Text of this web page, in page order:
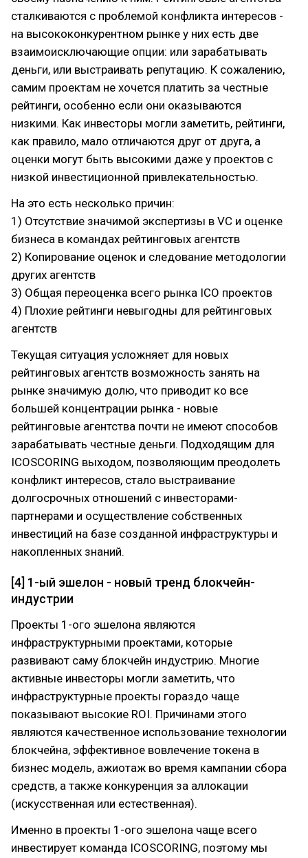
сталкиваются с проблемой конфликта интересов -
на высококонкурентном рынке у них есть две
взаимоисключающие опции: или зарабатывать
деньги, или выстраивать репутацию. К сожалению,
самим проектам не хочется платить за честные
рейтинги, особенно если они оказываются
низкими. Как инвесторы могли заметить, рейтинги,
как правило, мало отличаются друг от друга, а
оценки могут быть высокими даже у проектов с
низкой инвестиционной привлекательностью.
На это есть несколько причин:
1) Отсутствие значимой экспертизы в VC и оценке
бизнеса в командах рейтинговых агентств
2) Копирование оценок и следование методологии
других агентств
3) Общая переоценка всего рынка ICO проектов
4) Плохие рейтинги невыгодны для рейтинговых
агентств
Текущая ситуация усложняет для новых
рейтинговых агентств возможность занять на
рынке значимую долю, что приводит ко все
большей концентрации рынка - новые
рейтинговые агентства почти не имеют способов
зарабатывать честные деньги. Подходящим для
ICOSCORING выходом, позволяющим преодолеть
конфликт интересов, стало выстраивание
долгосрочных отношений с инвесторами-
партнерами и осуществление собственных
инвестиций на базе созданной инфраструктуры и
накопленных знаний.
[4] 1-ый эшелон - новый тренд блокчейн-
индустрии
Проекты 1-ого эшелона являются
инфраструктурными проектами, которые
развивают саму блокчейн индустрию. Многие
активные инвесторы могли заметить, что
инфраструктурные проекты гораздо чаще
показывают высокие ROI. Причинами этого
являются качественное использование технологии
блокчейна, эффективное вовлечение токена в
бизнес модель, ажиотаж во время кампании сбора
средств, а также конкуренция за аллокации
(искусственная или естественная).
Именно в проекты 1-ого эшелона чаще всего
инвестирует команда ICOSCORING, поэтому мы